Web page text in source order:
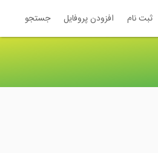
ثبت نام افزودن پروفایل جستجو